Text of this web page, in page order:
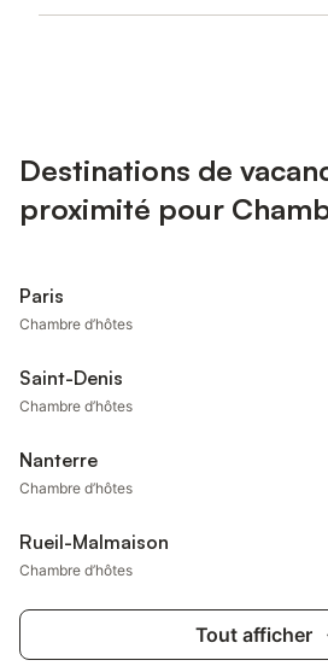
Destinations de
proximité pour
Paris
Chambre d’hôtes
Saint-Denis
Chambre d’hôtes
Nanterre
Chambre d’hôtes
Rueil-Malmaison
Chambre d’hôtes
Tout afficher